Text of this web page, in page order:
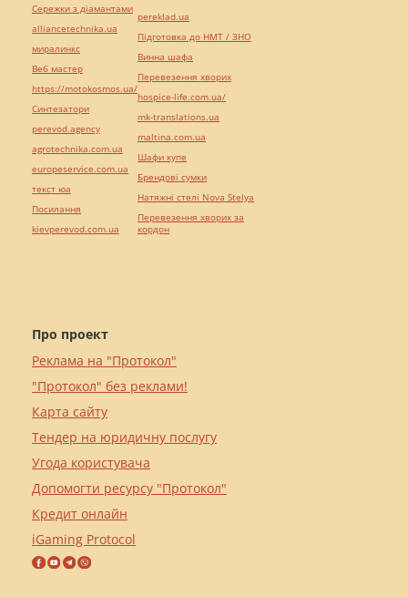
Про проект
Реклама на "Протокол"
"Протокол" без реклами!
Карта сайту
Тендер на юридичну послугу
Угода користувача
Допомогти ресурсу "Протокол"
Кредит онлайн
iGaming Protocol
Сережки з діамантами
alliancetechnika.ua
миралинкс
Веб мастер
https://motokosmos.ua/
Синтезатори
perevod.agency
agrotechnika.com.ua
europeservice.com.ua
текст юа
Посилання
kievperevod.com.ua
pereklad.ua
Підготовка до НМТ / ЗНО
Винна шафа
Перевезення хворих
hospice-life.com.ua/
mk-translations.ua
maltina.com.ua
Шафи купе
Брендові сумки
Натяжні стелі Nova Stelya
Перевезення хворих за
кордон